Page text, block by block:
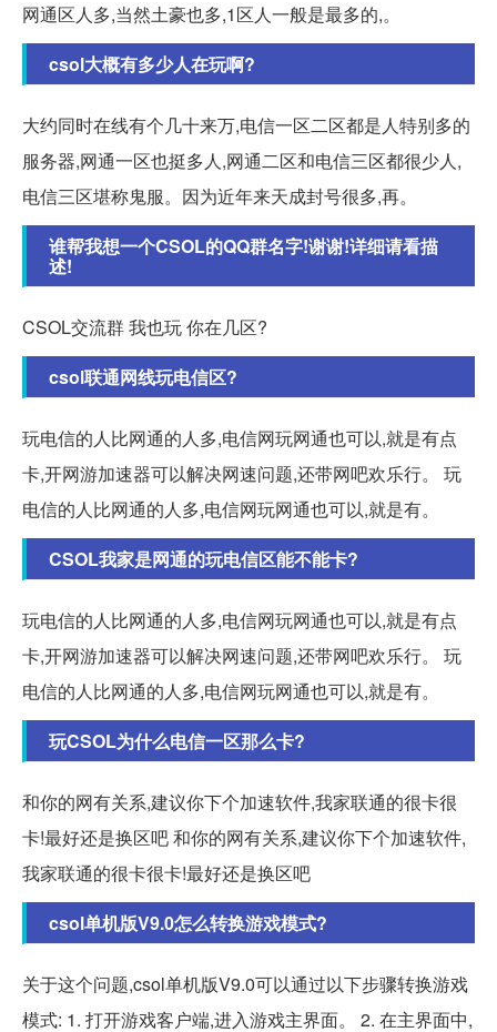
网通区人多,当然土豪也多,1区人一般是最多的,。
csol大概有多少人在玩啊?
大约同时在线有个几十来万,电信一区二区都是人特别多的
服务器,网通一区也挺多人,网通二区和电信三区都很少人,
电信三区堪称鬼服。因为近年来天成封号很多,再。
谁帮我想一个CSOL的QQ群名字!谢谢!详细请看描
述!
CSOL交流群 我也玩 你在几区?
csol联通网线玩电信区?
玩电信的人比网通的人多,电信网玩网通也可以,就是有点
卡,开网游加速器可以解决网速问题,还带网吧欢乐行。 玩
电信的人比网通的人多,电信网玩网通也可以,就是有。
CSOL我家是网通的玩电信区能不能卡?
玩电信的人比网通的人多,电信网玩网通也可以,就是有点
卡,开网游加速器可以解决网速问题,还带网吧欢乐行。 玩
电信的人比网通的人多,电信网玩网通也可以,就是有。
玩CSOL为什么电信一区那么卡?
和你的网有关系,建议你下个加速软件,我家联通的很卡很
卡!最好还是换区吧 和你的网有关系,建议你下个加速软件,
我家联通的很卡很卡!最好还是换区吧
csol单机版V9.0怎么转换游戏模式?
关于这个问题,csol单机版V9.0可以通过以下步骤转换游戏
模式: 1. 打开游戏客户端,进入游戏主界面。 2. 在主界面中,